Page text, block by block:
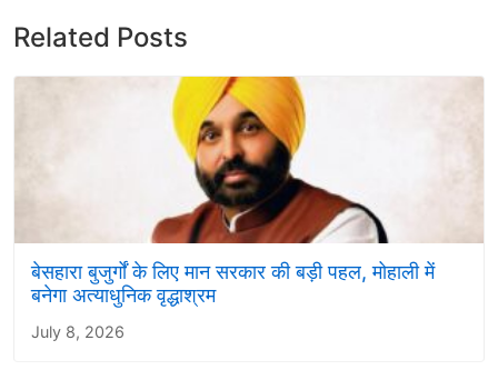
Related Posts
बेसहारा बुजुर्गों के लिए मान सरकार की बड़ी पहल, मोहाली में
बनेगा अत्याधुनिक वृद्धाश्रम
July 8, 2026